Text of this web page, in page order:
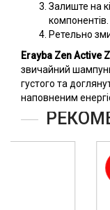
Залиште на
компонентів.
Ретельно
Erayba Zen Active
звичайний
густого та
наповненим